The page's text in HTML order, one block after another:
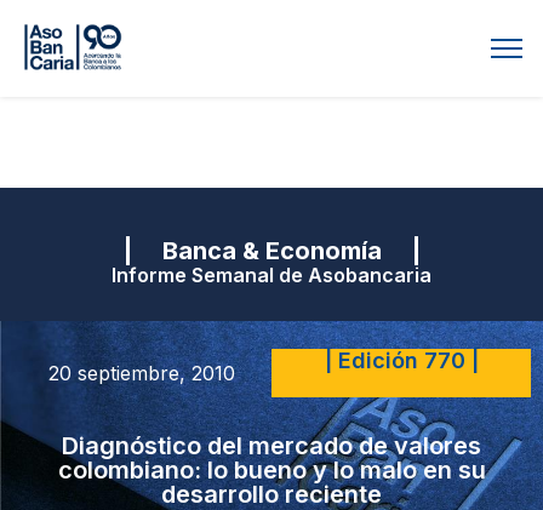
| Banca & Economía |
Informe Semanal de Asobancaria
20 septiembre, 2010 | Edición 770 |
Diagnóstico del mercado de valores
colombiano: lo bueno y lo malo en su
desarrollo reciente